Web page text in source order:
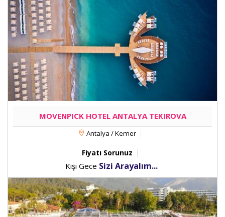
MOVENPICK HOTEL ANTALYA TEKIROVA
Antalya / Kemer
Fiyatı Sorunuz
Kişi Gece Sizi Arayalım...